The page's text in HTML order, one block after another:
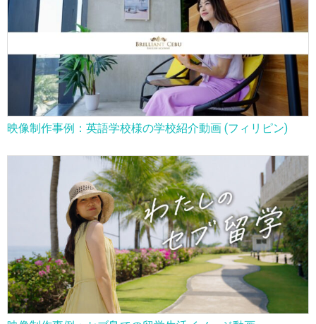
映像制作事例：英語学校様の学校紹介動画 (フィリピン)